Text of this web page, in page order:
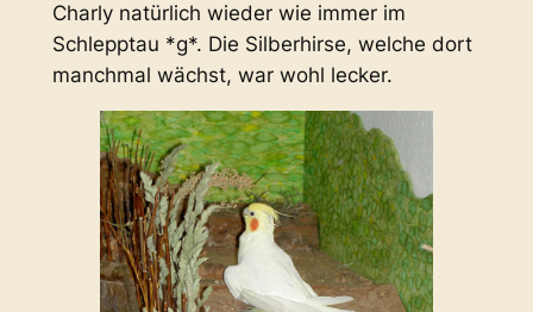
Charly natürlich wieder wie immer im
Schlepptau *g*. Die Silberhirse, welche dort
manchmal wächst, war wohl lecker.